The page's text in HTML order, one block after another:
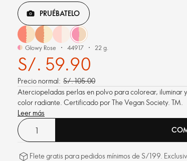
PRUÉBATELO
Glowy Rose 44917 22 g.
S/. 59.90
Precio normal: S/. 105.00
Aterciopeladas perlas en polvo para colorear, iluminar
color radiante. Certificado por The Vegan Society. TM.
Leer más
Flete gratis para pedidos mínimos de S/199.